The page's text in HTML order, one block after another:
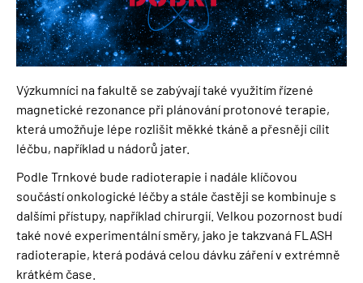
Výzkumníci na fakultě se zabývají také využitím řízené
magnetické rezonance při plánování protonové terapie,
která umožňuje lépe rozlišit měkké tkáně a přesněji cílit
léčbu, například u nádorů jater.
Podle Trnkové bude radioterapie i nadále klíčovou
součástí onkologické léčby a stále častěji se kombinuje s
dalšími přístupy, například chirurgií. Velkou pozornost budí
také nové experimentální směry, jako je takzvaná FLASH
radioterapie, která podává celou dávku záření v extrémně
krátkém čase.